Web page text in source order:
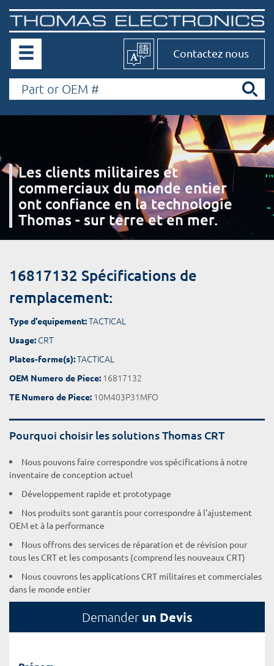
Contactez nous
Les clients militaires et
commerciaux du monde entier
ont confiance en la technologie
Thomas - sur terre et en mer.
16817132 Spécifications de
remplacement:
Type d'equipement:TACTICAL
Usage: CRT
Plates-forme(s):TACTICAL
OEM Numero de Piece: 16817132
TE Numero de Piece: 10M403P31MFO
Pourquoi choisir les solutions Thomas CRT
Nous pouvons faire correspondre vos spécifications à notre
inventaire de conception actuel
Développement rapide et prototypage
Nos produits sont garantis pour correspondre à l'ajustement
OEM et à la performance
Nous offrons des services de réparation et de révision pour
tous les CRT et les composants (comprend les nouveaux CRT)
Nous couvrons les applications CRT militaires et commerciales
dans le monde entier
Demander un Devis